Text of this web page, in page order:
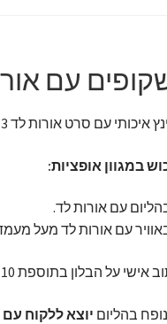
עם
במגוון אופציות:
עם אורות לד.
עם אורות לד מעל מעמד 4 קומות
אישי על הבלון בתוספת 10 ש"ח.
בהליום יוצא ללקוח